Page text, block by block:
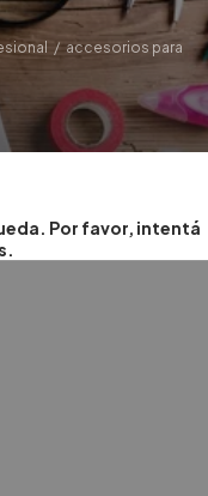
/ accesorios para
Por favor, intentá